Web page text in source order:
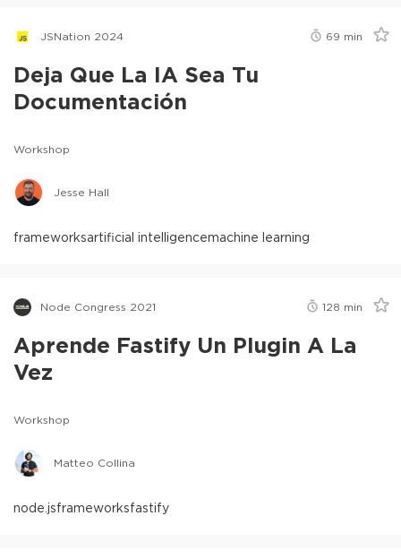
JSNation 2024 69 min
Deja Que La IA Sea Tu
Documentación
Workshop
Jesse Hall
frameworksartificial intelligencemachine learning
Node Congress 2021 128 min
Aprende Fastify Un Plugin A La
Vez
Workshop
Matteo Collina
node.jsframeworksfastify